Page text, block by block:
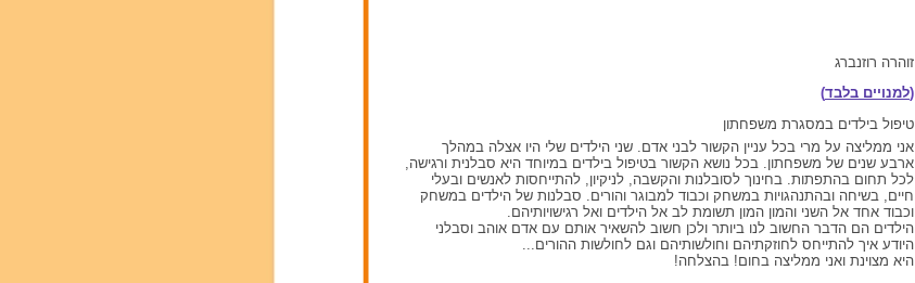
זוהרה רוזנברג
(למנויים בלבד)
טיפול בילדים במסגרת משפחתון
אני ממליצה על מרי בכל עניין הקשור לבני אדם. שני הילדים שלי היו אצלה במהלך
ארבע שנים של משפחתון. בכל נושא הקשור בטיפול בילדים במיוחד היא סבלנית ורגישה,
לכל תחום בהתפתות. בחינוך לסובלנות והקשבה, לניקיון, להתייחסות לאנשים ובעלי
חיים, בשיחה ובהתנהגויות במשחק וכבוד למבוגר והורים. סבלנות של הילדים במשחק
וכבוד אחד אל השני והמון המון תשומת לב אל הילדים ואל רגישויותיהם.
הילדים הם הדבר החשוב לנו ביותר ולכן חשוב להשאיר אותם עם אדם אוהב וסבלני
היודע איך להתייחס לחוזקתיהם וחולשותיהם וגם לחולשות ההורים...
היא מצוינת ואני ממליצה בחום! בהצלחה!